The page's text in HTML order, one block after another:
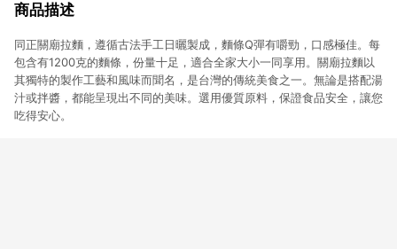
商品描述
同正關廟拉麵，遵循古法手工日曬製成，麵條Q彈有嚼勁，口感極佳。每
包含有1200克的麵條，份量十足，適合全家大小一同享用。關廟拉麵以
其獨特的製作工藝和風味而聞名，是台灣的傳統美食之一。無論是搭配湯
汁或拌醬，都能呈現出不同的美味。選用優質原料，保證食品安全，讓您
吃得安心。